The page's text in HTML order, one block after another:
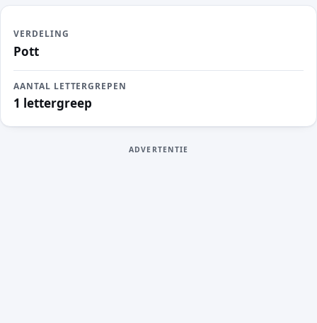
VERDELING
Pott
AANTAL LETTERGREPEN
1 lettergreep
ADVERTENTIE